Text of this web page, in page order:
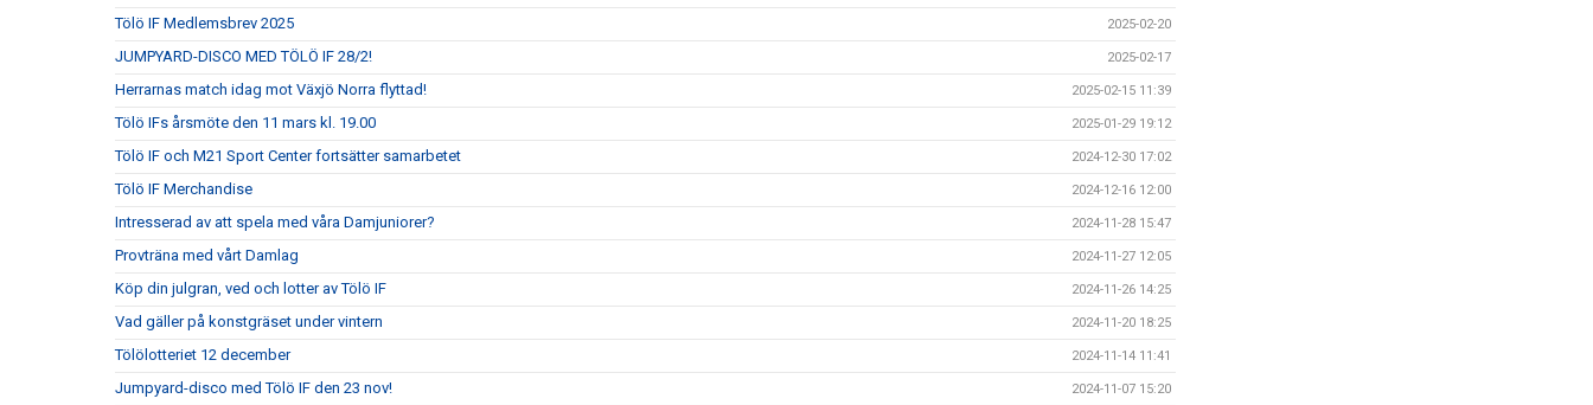
Tölö IF Medlemsbrev 2025 2025-02-20
JUMPYARD-DISCO MED TÖLÖ IF 28/2! 2025-02-17
Herrarnas match idag mot Växjö Norra flyttad! 2025-02-15 11:39
Tölö IFs årsmöte den 11 mars kl. 19.00 2025-01-29 19:12
Tölö IF och M21 Sport Center fortsätter samarbetet 2024-12-30 17:02
Tölö IF Merchandise 2024-12-16 12:00
Intresserad av att spela med våra Damjuniorer? 2024-11-28 15:47
Provträna med vårt Damlag 2024-11-27 12:05
Köp din julgran, ved och lotter av Tölö IF 2024-11-26 14:25
Vad gäller på konstgräset under vintern 2024-11-20 18:25
Tölölotteriet 12 december 2024-11-14 11:41
Jumpyard-disco med Tölö IF den 23 nov! 2024-11-07 15:20